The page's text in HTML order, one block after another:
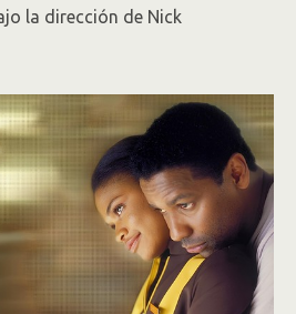
la dirección de Nick